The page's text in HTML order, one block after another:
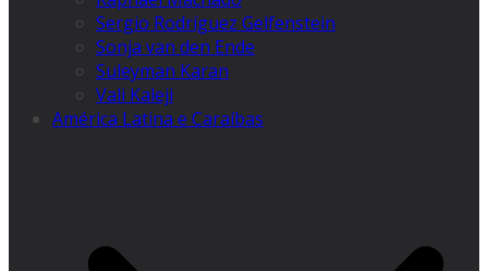
Sergio Rodríguez Gelfenstein
Sonja van den Ende
Suleyman Karan
Vali Kaleji
América Latina e Caraíbas